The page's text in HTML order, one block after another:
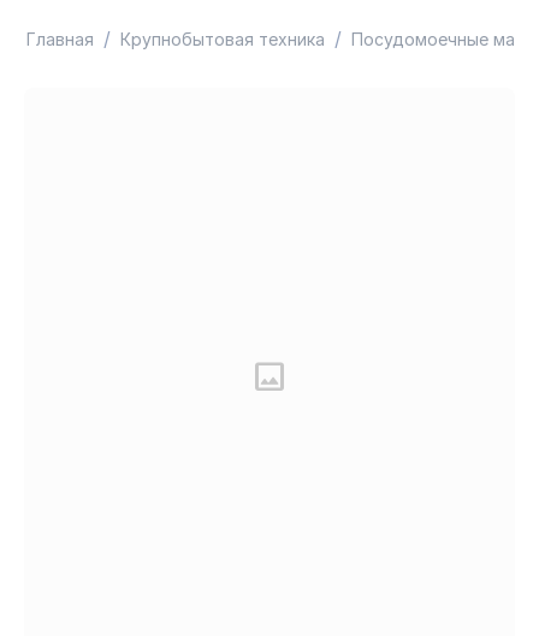
Главная / Крупнобытовая техника / Посудомоечные